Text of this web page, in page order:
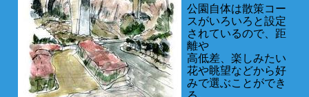
公園自体は散策コー
スがいろいろと設定
されているので、距
離や
高低差、楽しみたい
花や眺望などから好
みで選ぶことができ